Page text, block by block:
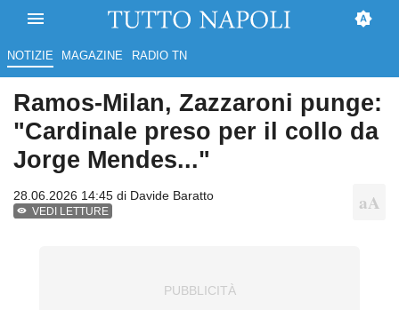
NOTIZIE MAGAZINE RADIO TN
Ramos-Milan, Zazzaroni punge:
"Cardinale preso per il collo da
Jorge Mendes..."
28.06.2026 14:45 di Davide Baratto
VEDI LETTURE